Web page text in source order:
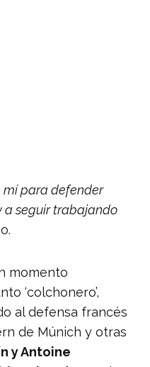
mí para defender
a seguir trabajando
momento
‘colchonero’,
al defensa francés
de Múnich y otras
y Antoine